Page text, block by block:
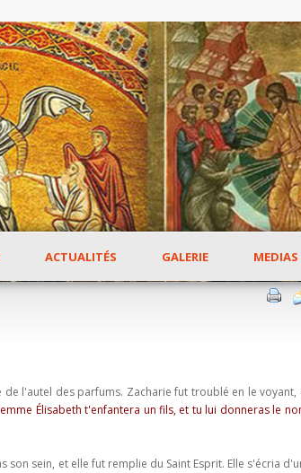
ACTUALITÉS GALERIE MEDIAS
l'autel des parfums. Zacharie fut troublé en le
Élisabeth t'enfantera un fils, et tu lui donneras le
sein, et elle fut remplie du Saint Esprit. Elle s'écria